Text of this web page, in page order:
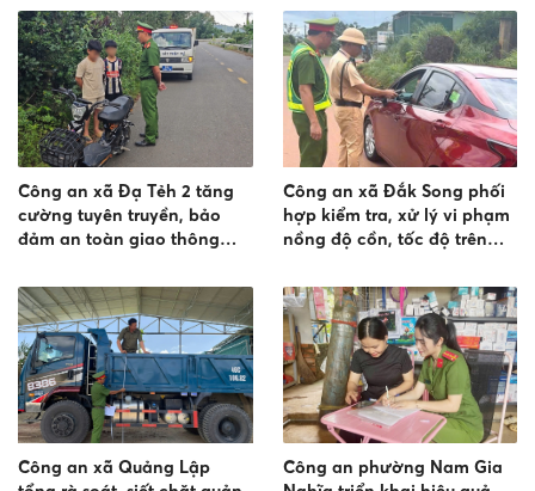
Công an xã Đạ Tẻh 2 tăng
cường tuyên truyền, bảo
đảm an toàn giao thông
Công an xã Đắk Song phối
hợp kiểm tra, xử lý vi phạm
nồng độ cồn, tốc độ trên
Công an xã Quảng Lập
Công an phường Nam Gia